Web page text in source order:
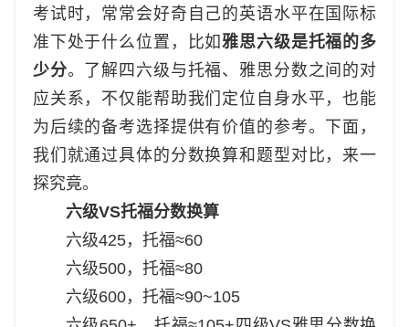
考试时，常常会好奇自己的英语水平在国际标
准下处于什么位置，比如雅思六级是托福的多
少分。了解四六级与托福、雅思分数之间的对
应关系，不仅能帮助我们定位自身水平，也能
为后续的备考选择提供有价值的参考。下面，
我们就通过具体的分数换算和题型对比，来一
探究竟。
六级VS托福分数换算
六级425，托福≈60
六级500，托福≈80
六级600，托福≈90~105